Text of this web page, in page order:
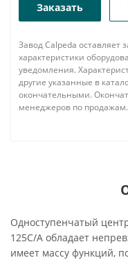
Заказать
Завод Calpeda оставляет
характеристики
уведомления.
другие указанные в
окончательными.
менеджеров по продажам.
Одноступенчатый
125C/A обладает
имеет массу функций,